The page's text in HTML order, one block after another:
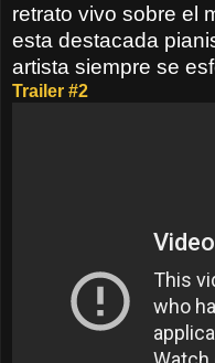
retrato vivo sobre el
esta destacada
artista siempre se
Trailer #2